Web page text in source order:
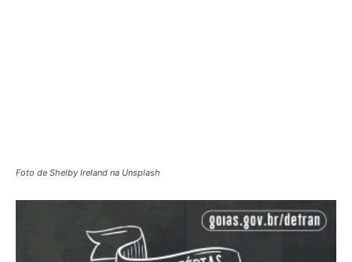
Foto de Shelby Ireland na Unsplash